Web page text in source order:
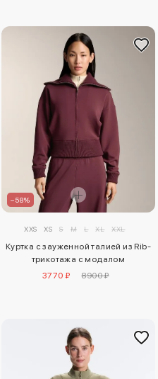
–58%
XXS XS S M L XL XXL
Куртка с зауженной талией из Rib-
трикотажа с модалом
3770 ₽
8900 ₽